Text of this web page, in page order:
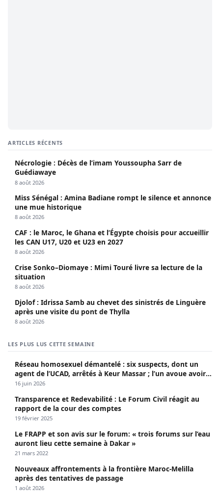
ARTICLES RÉCENTS
Nécrologie : Décès de l’imam Youssoupha Sarr de
Guédiawaye
8 août 2026
Miss Sénégal : Amina Badiane rompt le silence et annonce
une mue historique
8 août 2026
CAF : le Maroc, le Ghana et l’Égypte choisis pour accueillir
les CAN U17, U20 et U23 en 2027
8 août 2026
Crise Sonko–Diomaye : Mimi Touré livre sa lecture de la
situation
8 août 2026
Djolof : Idrissa Samb au chevet des sinistrés de Linguère
après une visite du pont de Thylla
8 août 2026
LES PLUS LUS CETTE SEMAINE
Réseau homosexuel démantelé : six suspects, dont un
agent de l’UCAD, arrêtés à Keur Massar ; l’un avoue avoir
propagé le VIH depuis 2018
16 juin 2026
Transparence et Redevabilité : Le Forum Civil réagit au
rapport de la cour des comptes
19 février 2025
Le FRAPP et son avis sur le forum: « trois forums sur l’eau
auront lieu cette semaine à Dakar »
21 mars 2022
Nouveaux affrontements à la frontière Maroc-Melilla
après des tentatives de passage
1 août 2026